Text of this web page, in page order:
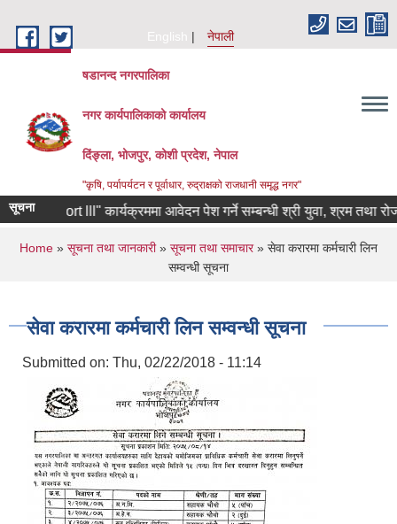
English
नेपाली
षडानन्द नगरपालिका
नगर कार्यपालिकाको कार्यालय
दिंङ्ला, भोजपुर, कोशी प्रदेश, नेपाल
"कृषि, पर्यापर्यटन र पूर्वाधार, रुद्राक्षको राजधानी समृद्ध नगर"
सूचनाCohort lll" कार्यक्रममा आवेदन पेश गर्ने सम्बन्धी श्री युवा, श्रम तथा
You are here
Home » सूचना तथा जानकारी» सूचना तथा समाचार» सेवा करारमा कर्मचारी लिन
सम्वन्धी सूचना
सेवा करारमा कर्मचारी लिन सम्वन्धी सूचना
Submitted on: Thu, 02/22/2018 - 11:14